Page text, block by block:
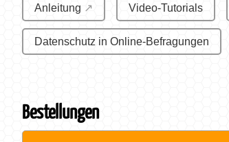
Anleitung Video-Tutorials
Datenschutz in Online-Befragungen
Bestellungen